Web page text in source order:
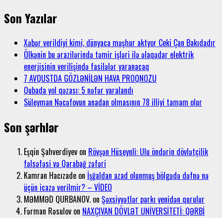
Son Yazılar
Xəbər verildiyi kimi, dünyaca məşhur aktyor Ceki Çan Bakıdadır
Ölkənin bu ərazilərində təmir işləri ilə əlaqədar elektrik
enerjisinin verilişində fasilələr yaranacaq
7 AVQUSTDA GÖZLƏNİLƏN HAVA PROQNOZU
Qubada yol qəzası: 5 nəfər yaralandı
Süleyman Nəcəfovun anadan olmasının 78 illiyi tamam olur
Son şərhlər
Eşqin Şahverdiyev on Rövşən Hüseynli: Ulu öndərin dövlətçilik
fəlsəfəsi və Qarabağ zəfəri
Kamran Hacızade on İşğaldan azad olunmuş bölgədə dəfnə nə
üçün icazə verilmir? – VİDEO
MƏMMƏD QURBANOV. on Şəxsiyyətlər parkı yenidən qurulur
Fərman Rəsulov on NAXÇIVAN DÖVLƏT UNİVERSİTETİ: QƏRBİ